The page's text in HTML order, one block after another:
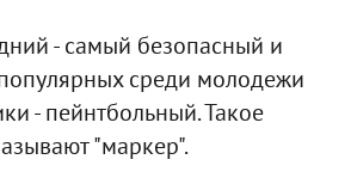
- самый безопасный и
среди молодежи
- пейнтбольный. Такое
"маркер".